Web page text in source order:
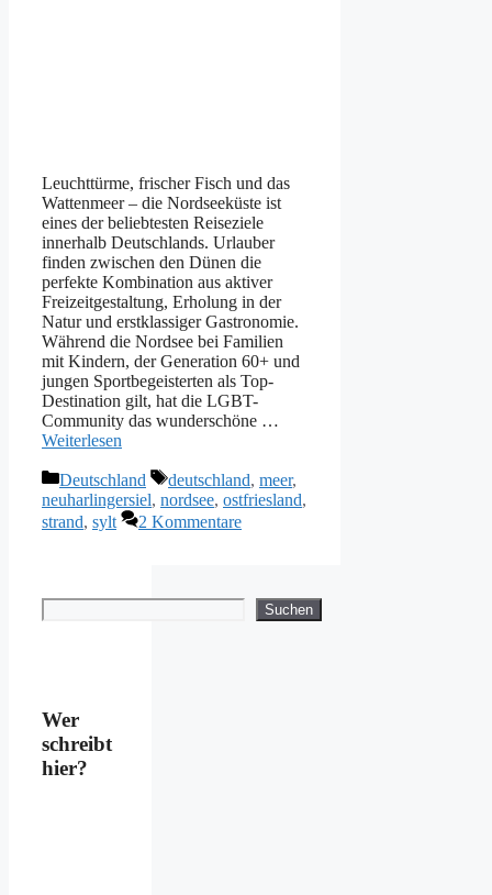
Leuchttürme, frischer Fisch und das
Wattenmeer – die Nordseeküste ist
eines der beliebtesten Reiseziele
innerhalb Deutschlands. Urlauber
finden zwischen den Dünen die
perfekte Kombination aus aktiver
Freizeitgestaltung, Erholung in der
Natur und erstklassiger Gastronomie.
Während die Nordsee bei Familien
mit Kindern, der Generation 60+ und
jungen Sportbegeisterten als Top-
Destination gilt, hat die LGBT-
Community das wunderschöne …
Weiterlesen
Kategorien
Deutschland Schlagwörter
deutschland, meer,
neuharlingersiel, nordsee, ostfriesland,
strand, sylt 2 Kommentare
Suchen Suchen
Wer
schreibt
hier?